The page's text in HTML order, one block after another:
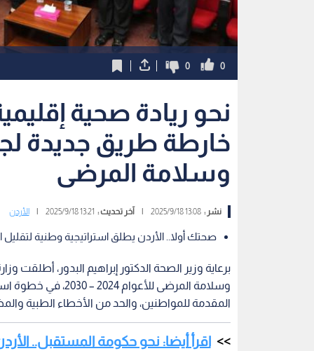
0
0
نحو ريادة صحية
خارطة طريق جديدة
وسلامة المرضى
نشر :13:08 2025/9/18 آخر تحديث : 13:21 2025/9/18 الأردن
صحتك أولا.. الأردن يطلق استراتيجية وطنية لتقليل
برعاية وزير الصحة الدكتور إبراهيم البدور، أطلقت
وسلامة المرضى
المقدمة للمواطنين، والحد من الأخطاء الطبية
اقرأ أيضا: نحو حكومة المستقبل..